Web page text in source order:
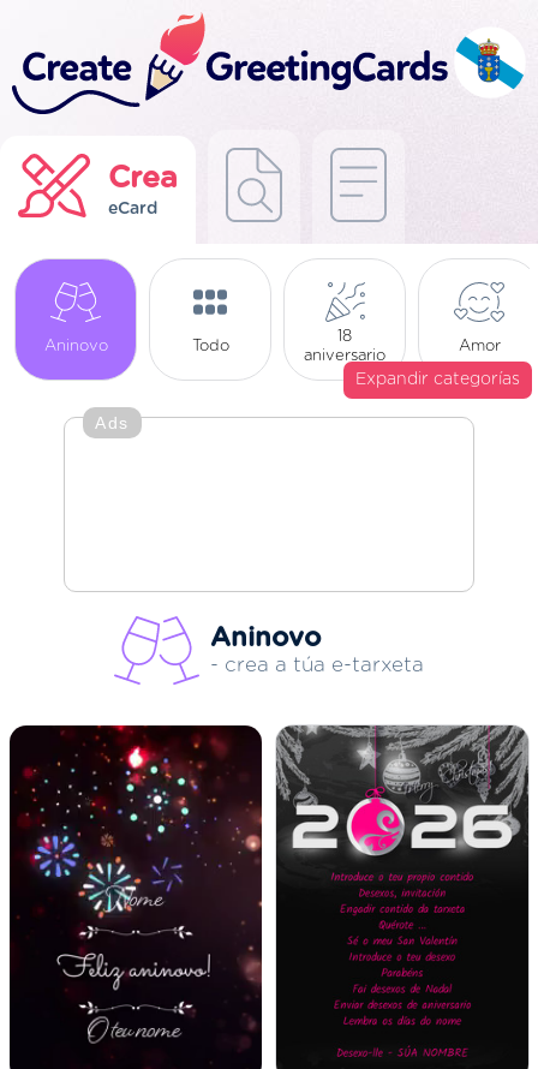
Crea
eCard
Aninovo Todo
18
aniversario
Amor
Expandir categorías
Ads
Aninovo
- crea a túa e-tarxeta